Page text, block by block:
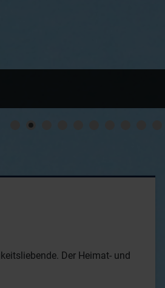
Der Heimat- und